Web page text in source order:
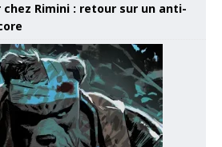
Rimini : retour sur un anti-